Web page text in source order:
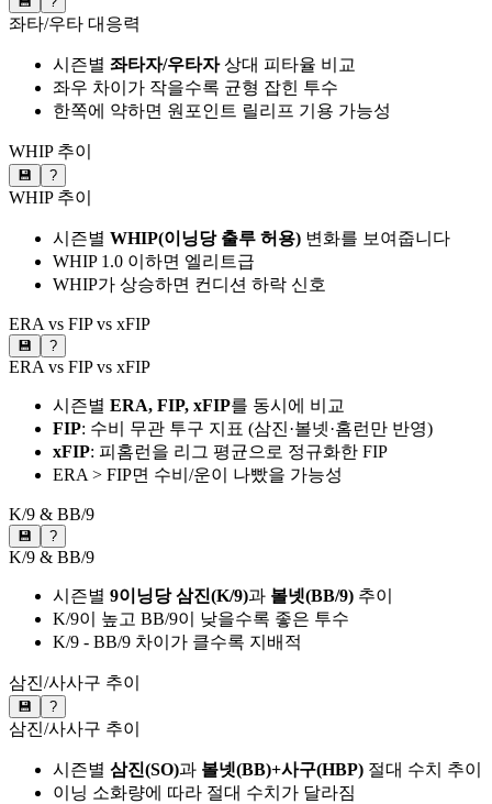
좌타/우타 대응력
시즌별 좌타자/우타자상대 피타율 비교
좌우 차이가 작을수록 균형 잡힌 투수
한쪽에 약하면 원포인트 릴리프 기용 가능성
WHIP 추이
💾 ?
WHIP 추이
시즌별 WHIP(이닝당 출루 허용) 변화를 보여줍니다
WHIP 1.0 이하면 엘리트급
WHIP가 상승하면 컨디션 하락 신호
ERA vs FIP vs xFIP
💾 ?
ERA vs FIP vs xFIP
시즌별 ERA, FIP, xFIP를 동시에 비교
FIP: 수비 무관 투구 지표 (삼진·볼넷·홈런만 반영)
xFIP: 피홈런을 리그 평균으로 정규화한 FIP
ERA > FIP면 수비/운이 나빴을 가능성
K/9 & BB/9
💾 ?
K/9 & BB/9
시즌별 9이닝당 삼진(K/9)과 볼넷(BB/9) 추이
K/9이 높고 BB/9이 낮을수록 좋은 투수
K/9 - BB/9 차이가 클수록 지배적
삼진/사사구 추이
💾 ?
삼진/사사구 추이
시즌별 삼진(SO)과 볼넷(BB)+사구(HBP) 절대 수치 추이
이닝 소화량에 따라 절대 수치가 달라짐